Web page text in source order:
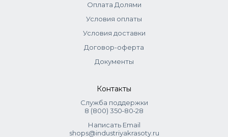
Оплата Долями
Условия оплаты
Условия доставки
Договор-оферта
Документы
Контакты
Служба поддержки
8 (800) 350‑80‑28
Написать Email
shops@industriyakrasoty.ru